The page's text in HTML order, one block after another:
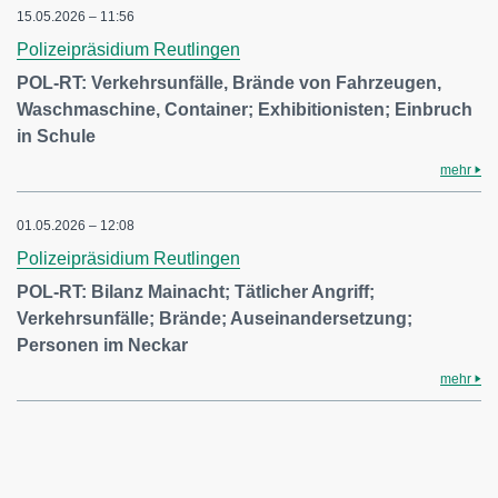
15.05.2026 – 11:56
Polizeipräsidium Reutlingen
POL-RT: Verkehrsunfälle, Brände von Fahrzeugen,
Waschmaschine, Container; Exhibitionisten; Einbruch
in Schule
mehr
01.05.2026 – 12:08
Polizeipräsidium Reutlingen
POL-RT: Bilanz Mainacht; Tätlicher Angriff;
Verkehrsunfälle; Brände; Auseinandersetzung;
Personen im Neckar
mehr